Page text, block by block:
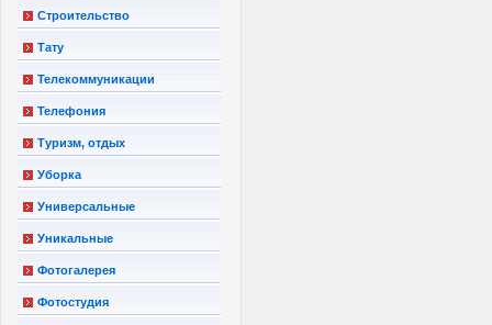
Строительство
Тату
Телекоммуникации
Телефония
Туризм, отдых
Уборка
Универсальные
Уникальные
Фотогалерея
Фотостудия